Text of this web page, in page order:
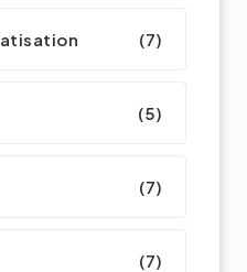
(7)
(5)
(7)
(7)